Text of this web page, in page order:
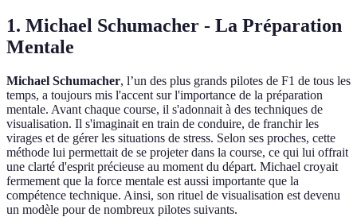
1. Michael Schumacher - La Préparation
Mentale
Michael Schumacher, l’un des plus grands pilotes de F1 de tous les
temps, a toujours mis l'accent sur l'importance de la préparation
mentale. Avant chaque course, il s'adonnait à des techniques de
visualisation. Il s'imaginait en train de conduire, de franchir les
virages et de gérer les situations de stress. Selon ses proches, cette
méthode lui permettait de se projeter dans la course, ce qui lui offrait
une clarté d'esprit précieuse au moment du départ. Michael croyait
fermement que la force mentale est aussi importante que la
compétence technique. Ainsi, son rituel de visualisation est devenu
un modèle pour de nombreux pilotes suivants.